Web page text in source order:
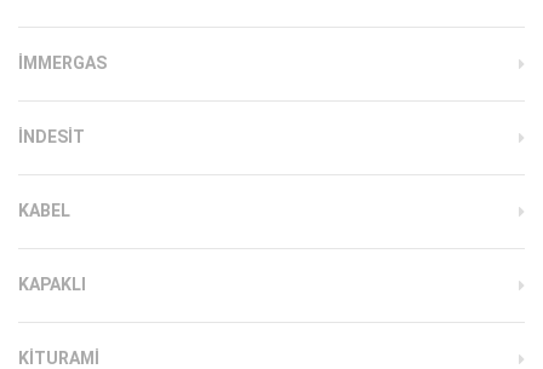
İMMERGAS
INDESIT
KABEL
KAPAKLI
KITURAMI